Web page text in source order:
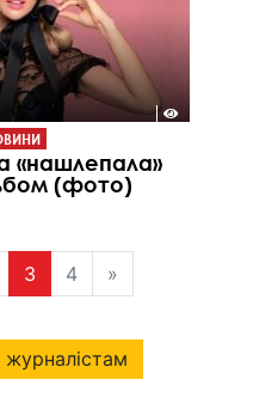
«нашлепала»
(фото)
3 4 »